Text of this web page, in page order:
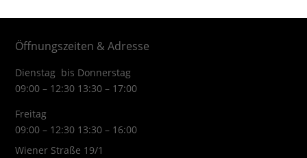
Öffnungszeiten & Adresse
Dienstag bis Donnerstag
09:00 – 12:30 13:30 – 17:00
Freitag
09:00 – 12:30 13:30 – 16:00
Wiener Straße 19/1